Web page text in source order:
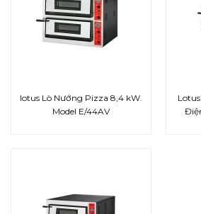
lotus Lò Nướng Pizza 8,4 kW.
Model E/44AV